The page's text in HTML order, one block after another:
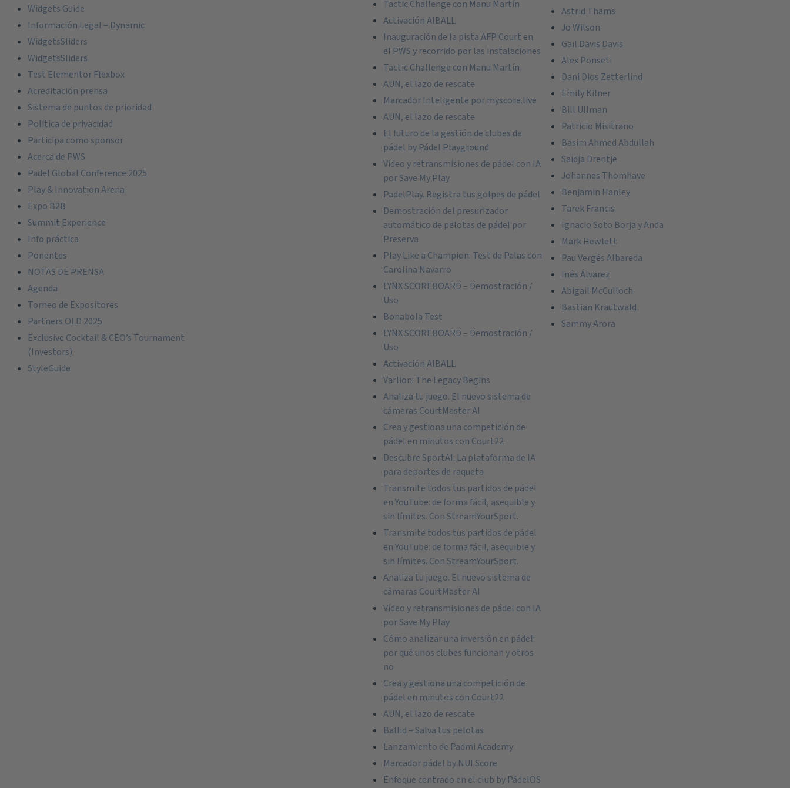
Widgets Guide
Información Legal – Dynamic
WidgetsSliders
WidgetsSliders
Test Elementor Flexbox
Acreditación prensa
Sistema de puntos de prioridad
Política de privacidad
Participa como sponsor
Acerca de PWS
Padel Global Conference 2025
Play & Innovation Arena
Expo B2B
Summit Experience
Info práctica
Ponentes
NOTAS DE PRENSA
Agenda
Torneo de Expositores
Partners OLD 2025
Exclusive Cocktail & CEO’s Tournament
(Investors)
StyleGuide
Tactic Challenge con Manu Martín
Activación AIBALL
Inauguración de la pista AFP Court en
el PWS y recorrido por las instalaciones
Tactic Challenge con Manu Martín
AUN, el lazo de rescate
Marcador Inteligente por myscore.live
AUN, el lazo de rescate
El futuro de la gestión de clubes de
pádel by Pádel Playground
Vídeo y retransmisiones de pádel con IA
por Save My Play
PadelPlay. Registra tus golpes de pádel
Demostración del presurizador
automático de pelotas de pádel por
Preserva
Play Like a Champion: Test de Palas con
Carolina Navarro
LYNX SCOREBOARD – Demostración /
Uso
Bonabola Test
LYNX SCOREBOARD – Demostración /
Uso
Activación AIBALL
Varlion: The Legacy Begins
Analiza tu juego. El nuevo sistema de
cámaras CourtMaster AI
Crea y gestiona una competición de
pádel en minutos con Court22
Descubre SportAI: La plataforma de IA
para deportes de raqueta
Transmite todos tus partidos de pádel
en YouTube: de forma fácil, asequible y
sin límites. Con StreamYourSport.
Transmite todos tus partidos de pádel
en YouTube: de forma fácil, asequible y
sin límites. Con StreamYourSport.
Analiza tu juego. El nuevo sistema de
cámaras CourtMaster AI
Vídeo y retransmisiones de pádel con IA
por Save My Play
Cómo analizar una inversión en pádel:
por qué unos clubes funcionan y otros
no
Crea y gestiona una competición de
pádel en minutos con Court22
AUN, el lazo de rescate
Ballid – Salva tus pelotas
Lanzamiento de Padmi Academy
Marcador pádel by NUI Score
Enfoque centrado en el club by PádelOS
Astrid Thams
Jo Wilson
Gail Davis Davis
Alex Ponseti
Dani Dios Zetterlind
Emily Kilner
Bill Ullman
Patricio Misitrano
Basim Ahmed Abdullah
Saidja Drentje
Johannes Thomhave
Benjamin Hanley
Tarek Francis
Ignacio Soto Borja y Anda
Mark Hewlett
Pau Vergés Albareda
Inés Álvarez
Abigail McCulloch
Bastian Krautwald
Sammy Arora